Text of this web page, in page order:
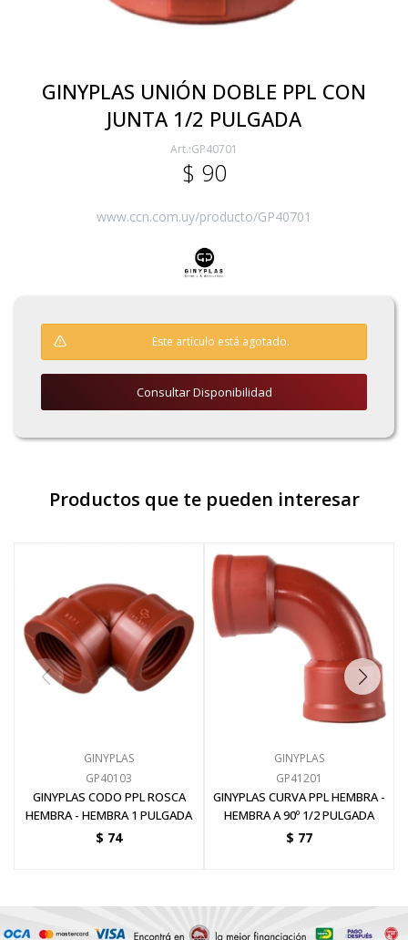
GINYPLAS UNIÓN DOBLE PPL CON
JUNTA 1/2 PULGADA
GP40701
$ 90
www.ccn.com.uy/producto/GP40701
Este artículo está agotado.
Consultar Disponibilidad
Productos que te pueden interesar
GINYPLAS
GP40103
GINYPLAS CODO PPL ROSCA
HEMBRA - HEMBRA 1 PULGADA
$ 74
GINYPLAS
GP41201
GINYPLAS CURVA PPL HEMBRA -
HEMBRA A 90º 1/2 PULGADA
$ 77
Herramientas Eléctrica y Batería
Hogar
Pinturas y Accesorios
Piscinas e Inflables
Soldadoras y Accesorios